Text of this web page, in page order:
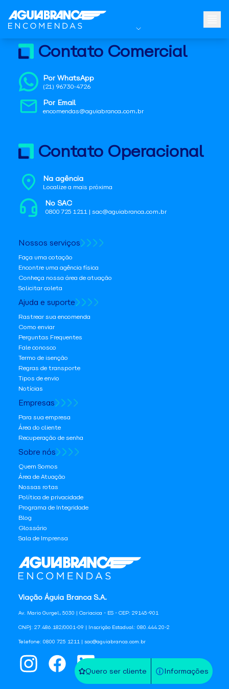
Quero ser cliente Informações
Viação Águia Branca S.A.
Av. Mario Gurgel, 5030 | Cariacica - ES - CEP: 29145-901
CNPJ: 27.486.182/0001-09 | Inscrição Estadual: 080.444.20-2
Telefone: 0800 725 1211 | sac@aguiabranca.com.br
Contato Comercial
Por WhatsApp
(21) 96730-4726
Por Email
encomendas@aguiabranca.com.br
Contato Operacional
Na agência
Localize a mais próxima
No SAC
0800 725 1211 | sac@aguiabranca.com.br
Nossos serviços
Faça uma cotação
Encontre uma agência física
Conheça nossa área de atuação
Solicitar coleta
Ajuda e suporte
Rastrear sua encomenda
Como enviar
Perguntas Frequentes
Fale conosco
Termo de isenção
Regras de transporte
Tipos de envio
Notícias
Empresas
Para sua empresa
Área do cliente
Recuperação de senha
Sobre nós
Quem Somos
Área de Atuação
Nossas rotas
Política de privacidade
Programa de Integridade
Blog
Glossário
Sala de Imprensa